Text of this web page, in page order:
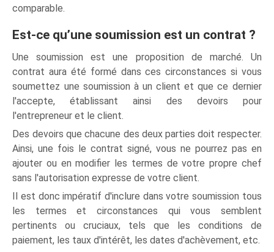
comparable.
Est-ce qu’une soumission est un contrat ?
Une soumission est une proposition de marché. Un
contrat aura été formé dans ces circonstances si vous
soumettez une soumission à un client et que ce dernier
l'accepte, établissant ainsi des devoirs pour
l'entrepreneur et le client.
Des devoirs que chacune des deux parties doit respecter.
Ainsi, une fois le contrat signé, vous ne pourrez pas en
ajouter ou en modifier les termes de votre propre chef
sans l'autorisation expresse de votre client.
Il est donc impératif d'inclure dans votre soumission tous
les termes et circonstances qui vous semblent
pertinents ou cruciaux, tels que les conditions de
paiement, les taux d'intérêt, les dates d'achèvement, etc.